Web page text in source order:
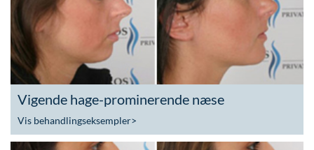
Vigende hage-prominerende næse
Vis behandlingseksempler>